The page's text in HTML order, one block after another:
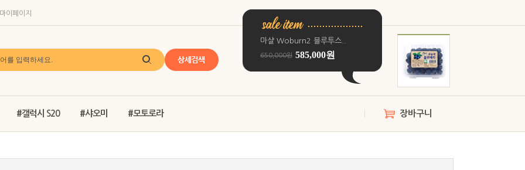
마이페이지
마샬 Woburn2 블루투스..
650,000원 585,000원
#갤럭시 S20 #샤오미 #모토로라 장바구니